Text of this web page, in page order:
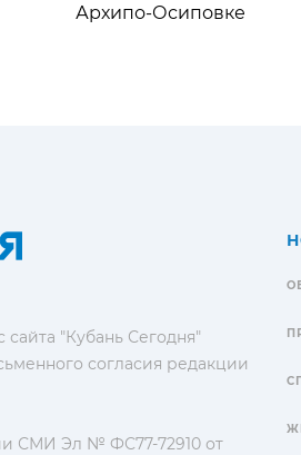
Архипо-Осиповке
"Кубань Сегодня"
согласия редакции
СМИ Эл № ФС77-72910 от